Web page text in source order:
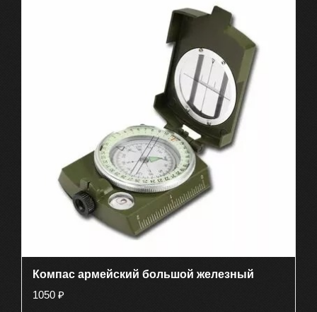
Компас армейский большой железный
1050 ₽